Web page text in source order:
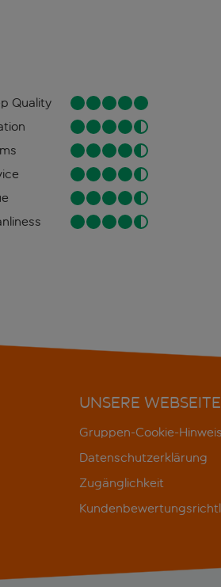
Quality
UNSERE WEBSEITE
Gruppen-Cookie-Hinweis
Datenschutzerklärung
Zugänglichkeit